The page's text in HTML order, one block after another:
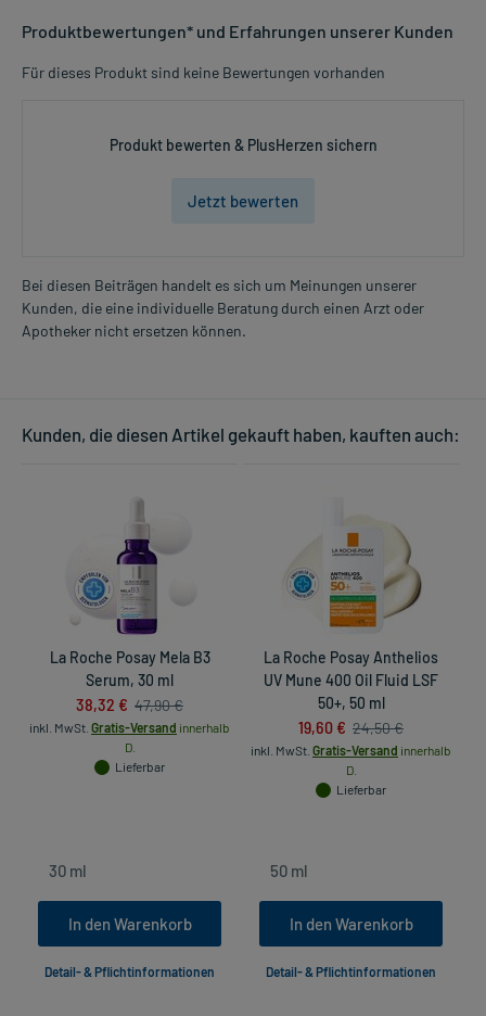
Produktbewertungen* und Erfahrungen unserer Kunden
Für dieses Produkt sind keine Bewertungen vorhanden
Produkt bewerten & PlusHerzen sichern
Jetzt bewerten
Bei diesen Beiträgen handelt es sich um Meinungen unserer
Kunden, die eine individuelle Beratung durch einen Arzt oder
Apotheker nicht ersetzen können.
Kunden, die diesen Artikel gekauft haben, kauften auch:
La Roche Posay Mela B3
Serum, 30 ml
38,32 € 47,90 €
inkl. MwSt. Gratis-Versand innerhalb
D.
Lieferbar
In den Warenkorb
Detail- & Pflichtinformationen
La Roche Posay Anthelios
UV Mune 400 Oil Fluid LSF
50+, 50 ml
19,60 € 24,50 €
inkl. MwSt. Gratis-Versand innerhalb
D.
Lieferbar
In den Warenkorb
Detail- & Pflichtinformationen